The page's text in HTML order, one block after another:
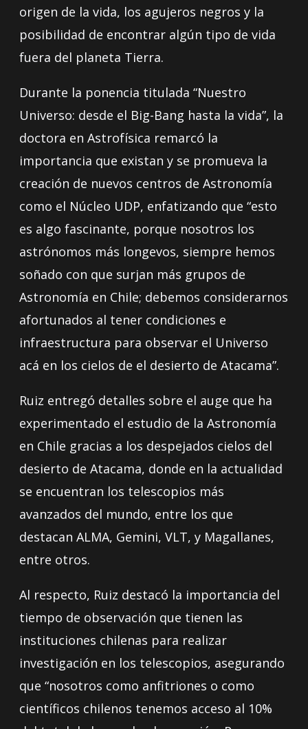
origen de la vida, los agujeros negros y la
posibilidad de encontrar algún tipo de vida
fuera del planeta Tierra.
Durante la ponencia titulada “Nuestro
Universo: desde el Big-Bang hasta la vida”, la
doctora en Astrofísica remarcó la
importancia que existan y se promueva la
creación de nuevos centros de Astronomía
como el Núcleo UDP, enfatizando que “esto
es algo fascinante, porque nosotros los
astrónomos más longevos, siempre hemos
soñado con que surjan más grupos de
Astronomía en Chile; debemos considerarnos
afortunados al tener condiciones e
infraestructura para observar el Universo
acá en los cielos de el desierto de Atacama”.
Ruiz entregó detalles sobre el auge que ha
experimentado el estudio de la Astronomía
en Chile gracias a los despejados cielos del
desierto de Atacama, donde en la actualidad
se encuentran los telescopios más
avanzados del mundo, entre los que
destacan ALMA, Gemini, VLT, y Magallanes,
entre otros.
Al respecto, Ruiz destacó la importancia del
tiempo de observación que tienen las
instituciones chilenas para realizar
investigación en los telescopios, asegurando
que “nosotros como anfitriones o como
científicos chilenos tenemos acceso al 10%